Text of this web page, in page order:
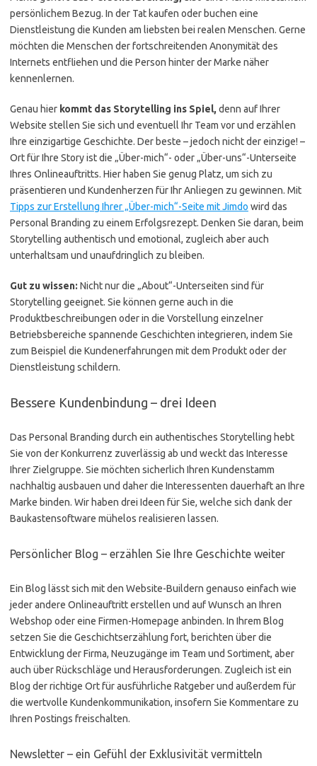
persönlichem Bezug. In der Tat kaufen oder buchen eine
Dienstleistung die Kunden am liebsten bei realen Menschen. Gerne
möchten die Menschen der fortschreitenden Anonymität des
Internets entfliehen und die Person hinter der Marke näher
kennenlernen.
Genau hier kommt das Storytelling ins Spiel, denn auf Ihrer
Website stellen Sie sich und eventuell Ihr Team vor und erzählen
Ihre einzigartige Geschichte. Der beste – jedoch nicht der einzige! –
Ort für Ihre Story ist die „Über-mich“- oder „Über-uns“-Unterseite
Ihres Onlineauftritts. Hier haben Sie genug Platz, um sich zu
präsentieren und Kundenherzen für Ihr Anliegen zu gewinnen. Mit
Tipps zur Erstellung Ihrer „Über-mich“-Seite mit Jimdo wird das
Personal Branding zu einem Erfolgsrezept. Denken Sie daran, beim
Storytelling authentisch und emotional, zugleich aber auch
unterhaltsam und unaufdringlich zu bleiben.
Gut zu wissen: Nicht nur die „About“-Unterseiten sind für
Storytelling geeignet. Sie können gerne auch in die
Produktbeschreibungen oder in die Vorstellung einzelner
Betriebsbereiche spannende Geschichten integrieren, indem Sie
zum Beispiel die Kundenerfahrungen mit dem Produkt oder der
Dienstleistung schildern.
Bessere Kundenbindung – drei Ideen
Das Personal Branding durch ein authentisches Storytelling hebt
Sie von der Konkurrenz zuverlässig ab und weckt das Interesse
Ihrer Zielgruppe. Sie möchten sicherlich Ihren Kundenstamm
nachhaltig ausbauen und daher die Interessenten dauerhaft an Ihre
Marke binden. Wir haben drei Ideen für Sie, welche sich dank der
Baukastensoftware mühelos realisieren lassen.
Persönlicher Blog – erzählen Sie Ihre Geschichte weiter
Ein Blog lässt sich mit den Website-Buildern genauso einfach wie
jeder andere Onlineauftritt erstellen und auf Wunsch an Ihren
Webshop oder eine Firmen-Homepage anbinden. In Ihrem Blog
setzen Sie die Geschichtserzählung fort, berichten über die
Entwicklung der Firma, Neuzugänge im Team und Sortiment, aber
auch über Rückschläge und Herausforderungen. Zugleich ist ein
Blog der richtige Ort für ausführliche Ratgeber und außerdem für
die wertvolle Kundenkommunikation, insofern Sie Kommentare zu
Ihren Postings freischalten.
Newsletter – ein Gefühl der Exklusivität vermitteln